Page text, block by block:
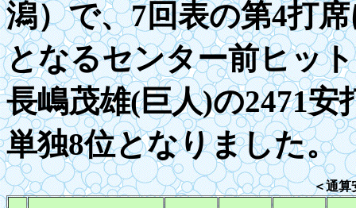
潟）で、7回表の第4打
となるセンター前ヒッ
長嶋茂雄(巨人)の2471
単独8位となりました。
＜通算